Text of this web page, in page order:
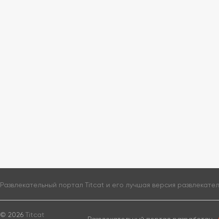
Развлекательный портал Titcat и его лучшая версия
© 2026 Titcat